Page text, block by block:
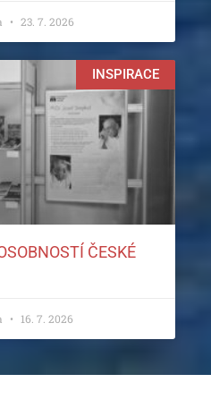
23. 7. 2026
INSPIRACE
ČESKÉ
16. 7. 2026